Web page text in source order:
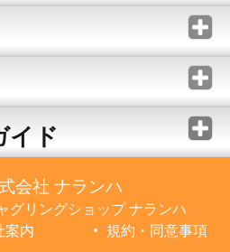
イド
会社 ナランハ
グリングショップ ナランハ
案内
規約・同意事項